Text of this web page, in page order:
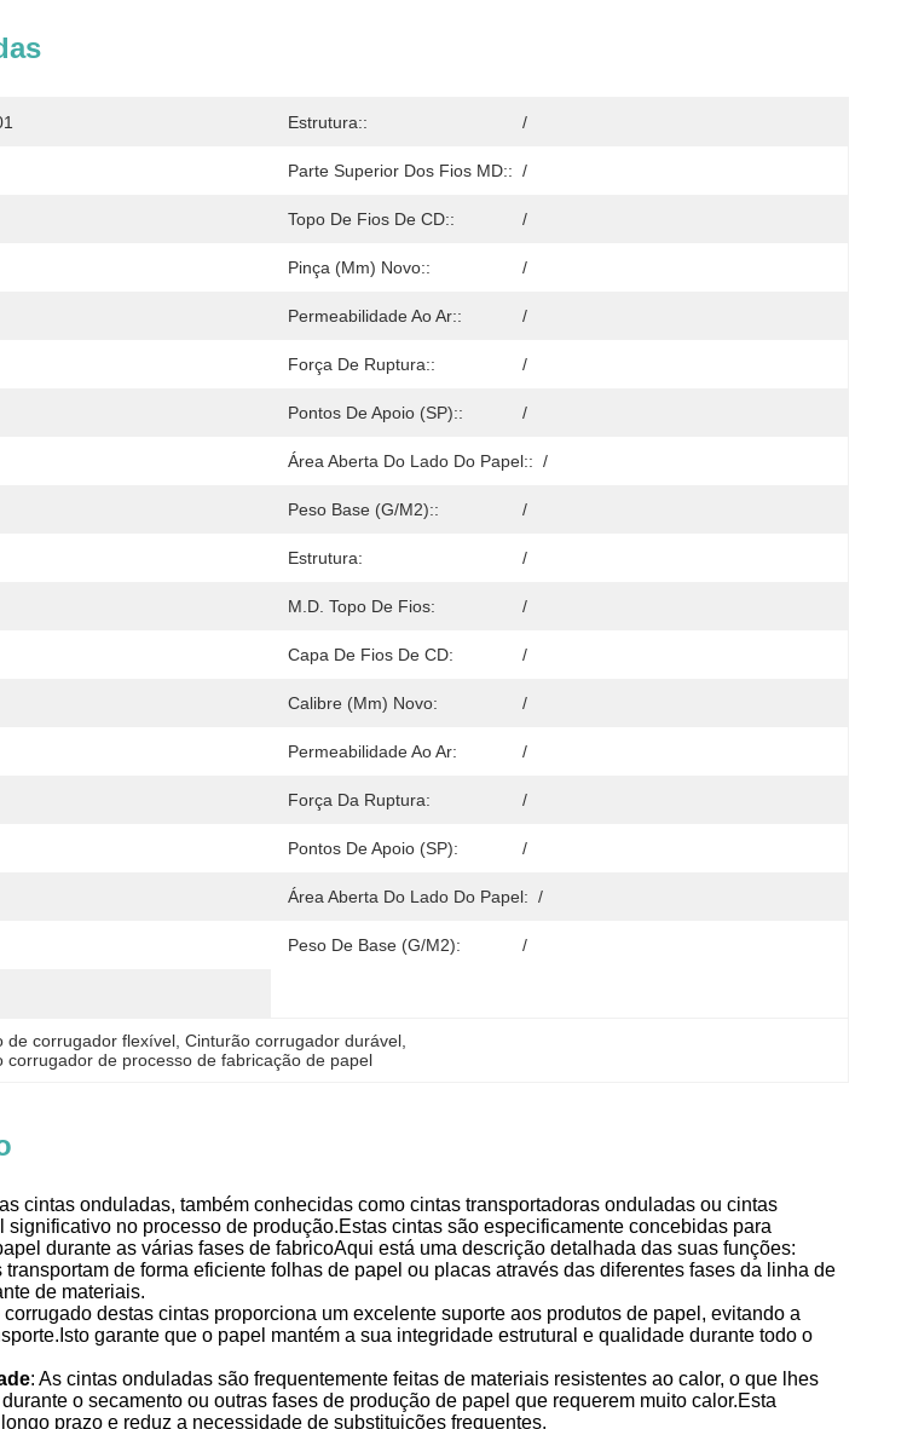
Estrutura:: /
Parte Superior Dos Fios MD:: /
Topo De Fios De CD:: /
Pinça (mm) Novo:: /
Permeabilidade Ao Ar:: /
Força De Ruptura:: /
Pontos De Apoio (SP):: /
Área Aberta Do Lado Do Papel:: /
Peso Base (g/m2):: /
Estrutura: /
M.D. Topo De Fios: /
Capa De Fios De CD: /
Calibre (mm) Novo: /
Permeabilidade Ao Ar: /
Força Da Ruptura: /
Pontos De Apoio (SP): /
Área Aberta Do Lado Do Papel: /
Peso De Base (g/m2): /
de corrugador flexível , Cinturão corrugador durável
corrugador de processo de fabricação de papel
cintas onduladas, também conhecidas como cintas transportadoras onduladas ou cintas
significativo no processo de produção.Estas cintas são especificamente concebidas para
durante as várias fases de fabricoAqui está uma descrição detalhada das suas funções:
transportam de forma eficiente folhas de papel ou placas através das diferentes fases da linha de
de materiais.
corrugado destas cintas proporciona um excelente suporte aos produtos de papel, evitando a
garante que o papel mantém a sua integridade estrutural e qualidade durante todo o
: As cintas onduladas são frequentemente feitas de materiais resistentes ao calor, o que lhes
o secamento ou outras fases de produção de papel que requerem muito calor.Esta
prazo e reduz a necessidade de substituições frequentes.